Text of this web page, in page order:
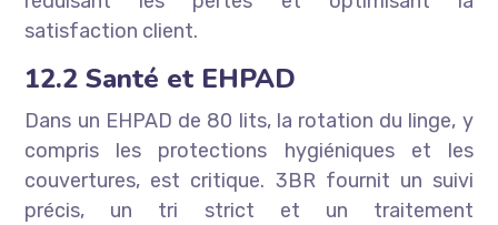
satisfaction client.
12.2 Santé et EHPAD
Dans un EHPAD de 80 lits, la rotation du linge, y
compris les protections hygiéniques et les
couvertures, est critique. 3BR fournit un suivi
précis, un tri strict et un traitement